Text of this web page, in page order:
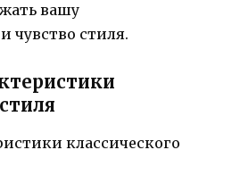
вашу
чувство стиля.
классического